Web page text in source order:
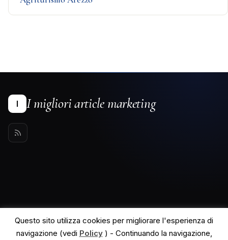
I I migliori article marketing
© 2026 I migliori article marketing. All rights reserved.
Questo sito utilizza cookies per migliorare l'esperienza di
navigazione (vedi Policy) - Continuando la navigazione,